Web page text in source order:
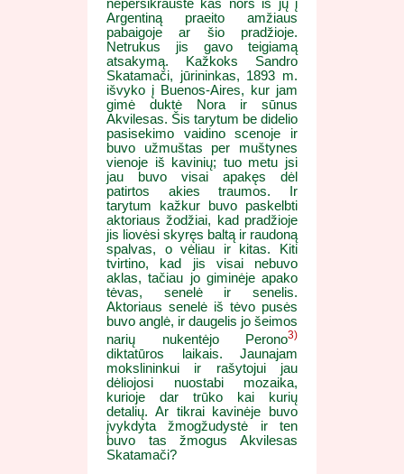
nepersikraustė kas nors iš jų į
Argentiną praeito amžiaus
pabaigoje ar šio pradžioje.
Netrukus jis gavo teigiamą
atsakymą. Kažkoks Sandro
Skatamači, jūrininkas, 1893 m.
išvyko į Buenos-Aires, kur jam
gimė duktė Nora ir sūnus
Akvilesas. Šis tarytum be didelio
pasisekimo vaidino scenoje ir
buvo užmuštas per muštynes
vienoje iš kavinių; tuo metu jsi
jau buvo visai apakęs dėl
patirtos akies traumos. Ir
tarytum kažkur buvo paskelbti
aktoriaus žodžiai, kad pradžioje
jis liovėsi skyręs baltą ir raudoną
spalvas, o vėliau ir kitas. Kiti
tvirtino, kad jis visai nebuvo
aklas, tačiau jo giminėje apako
tėvas, senelė ir senelis.
Aktoriaus senelė iš tėvo pusės
buvo anglė, ir daugelis jo šeimos
narių nukentėjo Perono3)
diktatūros laikais. Jaunajam
mokslininkui ir rašytojui jau
dėliojosi nuostabi mozaika,
kurioje dar trūko kai kurių
detalių. Ar tikrai kavinėje buvo
įvykdyta žmogžudystė ir ten
buvo tas žmogus Akvilesas
Skatamači?